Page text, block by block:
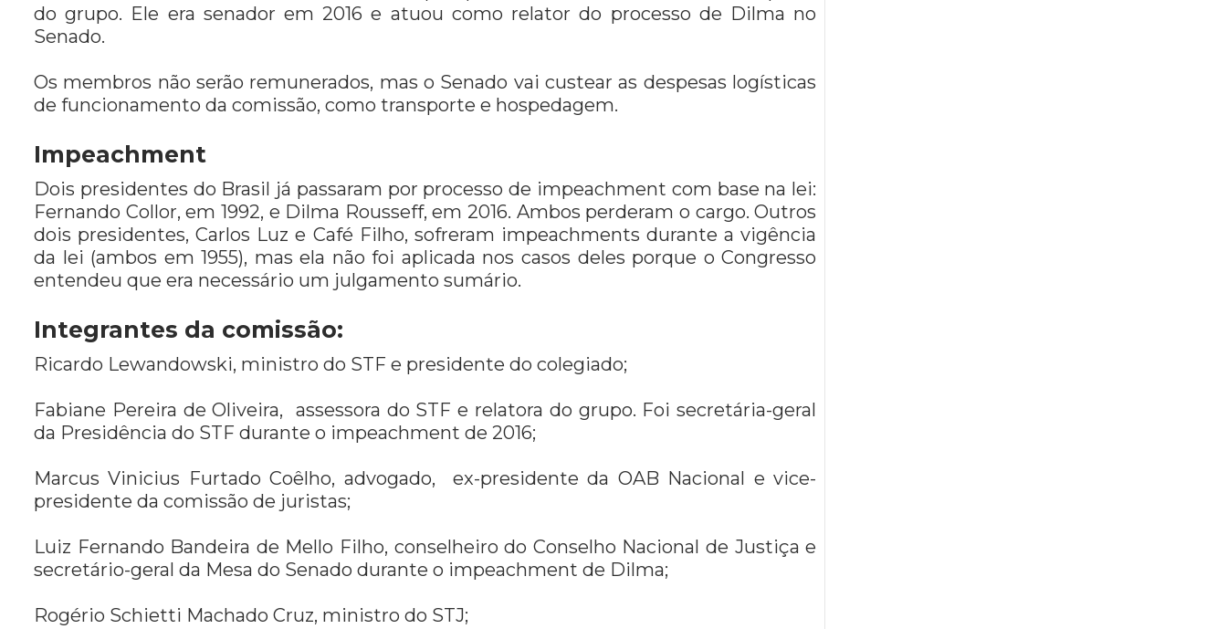
do grupo. Ele era senador em 2016 e atuou como relator do processo de Dilma no
Senado.
Os membros não serão remunerados, mas o Senado vai custear as despesas logísticas
de funcionamento da comissão, como transporte e hospedagem.
Impeachment
Dois presidentes do Brasil já passaram por processo de impeachment com base na lei:
Fernando Collor, em 1992, e Dilma Rousseff, em 2016. Ambos perderam o cargo. Outros
dois presidentes, Carlos Luz e Café Filho, sofreram impeachments durante a vigência
da lei (ambos em 1955), mas ela não foi aplicada nos casos deles porque o Congresso
entendeu que era necessário um julgamento sumário.
Integrantes da comissão:
Ricardo Lewandowski, ministro do STF e presidente do colegiado;
Fabiane Pereira de Oliveira, assessora do STF e relatora do grupo. Foi secretária-geral
da Presidência do STF durante o impeachment de 2016;
Marcus Vinicius Furtado Coêlho, advogado, ex-presidente da OAB Nacional e vice-
presidente da comissão de juristas;
Luiz Fernando Bandeira de Mello Filho, conselheiro do Conselho Nacional de Justiça e
secretário-geral da Mesa do Senado durante o impeachment de Dilma;
Rogério Schietti Machado Cruz, ministro do STJ;